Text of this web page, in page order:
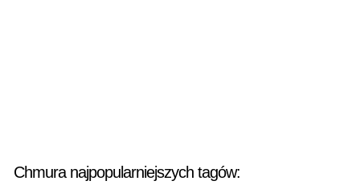
Chmura najpopularniejszych tagów: